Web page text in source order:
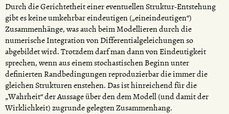
Durch die Gerichtetheit einer eventuellen Struktur-Entstehung
gibt es keine umkehrbar eindeutigen („eineindeutigen“)
Zusammenhänge, was auch beim Modellieren durch die
numerische Integration von Differentialgeleichungen so
abgebildet wird. Trotzdem darf man dann von Eindeutigkeit
sprechen, wenn aus einem stochastischen Beginn unter
definierten Randbedingungen reproduzierbar die immer die
gleichen Strukturen enstehen. Das ist hinreichend für die
„Wahrheit“ der Aussage über den dem Modell (und damit der
Wirklichkeit) zugrunde gelegten Zusammenhang.